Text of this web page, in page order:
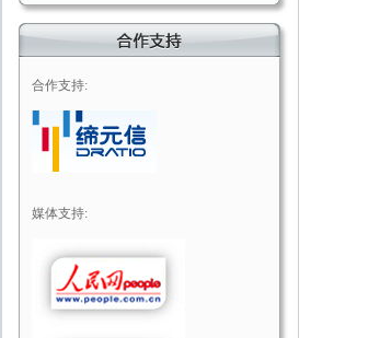
合作支持:
媒体支持: